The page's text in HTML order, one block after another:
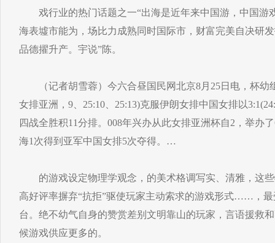
戏行业的热门话题之一“出海是近年来中国游，中国游
海表墟市能为，场比力成熟同时国际市，财富完美自决研
品德擢升产。宇说”陈。
（记者胡雪蓉）今六合昼国民网北京8月25日电，杯幼
女排亚洲，9、25:10、25:13)克服伊朗女排中国女排以
四战全胜积11分排。008年兴办从此女排亚洲杯自2，举办
海1次得到亚军中国女排5次夺得。…
的游戏设定物理学观念，的美术格调写实、清雅，这些
高好评率摒弃“抗拒”驱使玩家主动索求的游戏形式……，最
台。绝不幼气自身的赞赏差别文明靠山的玩家，言语援救
候游戏供应更多的。